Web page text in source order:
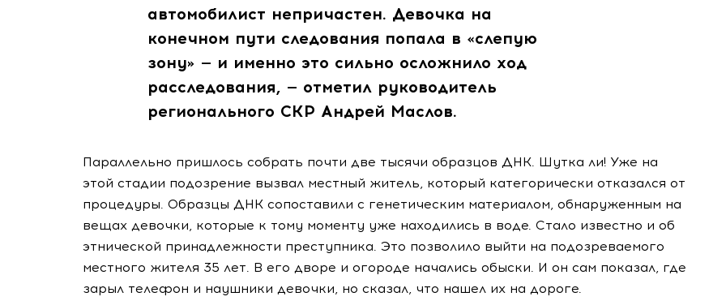
автомобилист непричастен. Девочка на
конечном пути следования попала в «слепую
зону» — и именно это сильно осложнило ход
расследования, — отметил руководитель
регионального СКР Андрей Маслов.
Параллельно пришлось собрать почти две тысячи образцов ДНК. Шутка ли! Уже на
этой стадии подозрение вызвал местный житель, который категорически отказался от
процедуры. Образцы ДНК сопоставили с генетическим материалом, обнаруженным на
вещах девочки, которые к тому моменту уже находились в воде. Стало известно и об
этнической принадлежности преступника. Это позволило выйти на подозреваемого
местного жителя 35 лет. В его дворе и огороде начались обыски. И он сам показал, где
зарыл телефон и наушники девочки, но сказал, что нашел их на дороге.